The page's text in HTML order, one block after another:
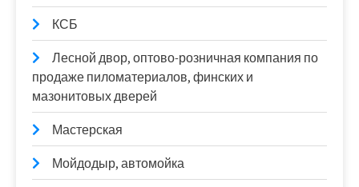
КСБ
Лесной двор, оптово-розничная компания по
продаже пиломатериалов, финских и
мазонитовых дверей
Мастерская
Мойдодыр, автомойка